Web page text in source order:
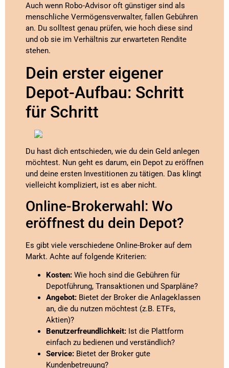
Auch wenn Robo-Advisor oft günstiger sind als
menschliche Vermögensverwalter, fallen Gebühren
an. Du solltest genau prüfen, wie hoch diese sind
und ob sie im Verhältnis zur erwarteten Rendite
stehen.
Dein erster eigener
Depot-Aufbau: Schritt
für Schritt
Du hast dich entschieden, wie du dein Geld anlegen
möchtest. Nun geht es darum, ein Depot zu eröffnen
und deine ersten Investitionen zu tätigen. Das klingt
vielleicht kompliziert, ist es aber nicht.
Online-Brokerwahl: Wo
eröffnest du dein Depot?
Es gibt viele verschiedene Online-Broker auf dem
Markt. Achte auf folgende Kriterien:
Kosten: Wie hoch sind die Gebühren für
Depotführung, Transaktionen und Sparpläne?
Angebot: Bietet der Broker die Anlageklassen
an, die du nutzen möchtest (z.B. ETFs,
Aktien)?
Benutzerfreundlichkeit: Ist die Plattform
einfach zu bedienen und verständlich?
Service: Bietet der Broker gute
Kundenbetreuung?